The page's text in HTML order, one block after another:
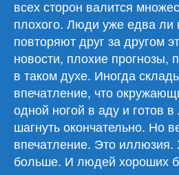
всех сторон валится
плохого. Люди уже едва ли
повторяют друг за другом
новости, плохие прогнозы,
в таком духе. Иногда
впечатление, что
одной ногой в аду и готов
шагнуть окончательно. Но
впечатление. Это
больше. И людей хороших